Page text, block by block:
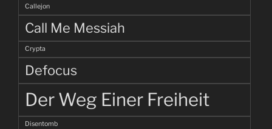
Callejon
Call Me Messiah
Crypta
Defocus
Der Weg Einer Freiheit
Disentomb